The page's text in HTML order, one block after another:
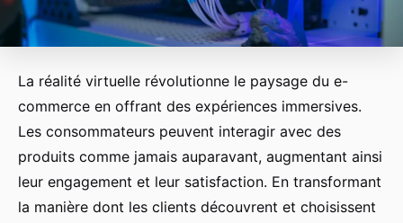
La réalité virtuelle révolutionne le paysage du e-
commerce en offrant des expériences immersives.
Les consommateurs peuvent interagir avec des
produits comme jamais auparavant, augmentant ainsi
leur engagement et leur satisfaction. En transformant
la manière dont les clients découvrent et choisissent